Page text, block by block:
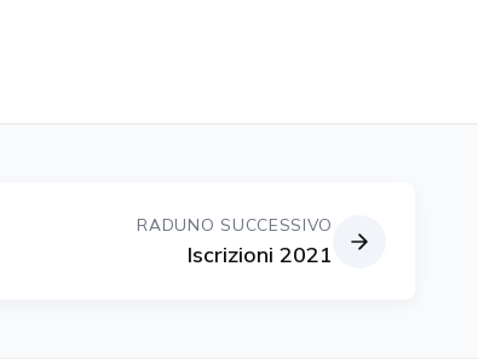
RADUNO SUCCESSIVO
Iscrizioni 2021